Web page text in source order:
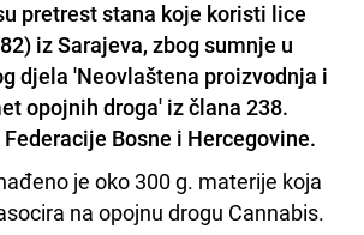
pretrest stana koje koristi lice
iz Sarajeva, zbog sumnje u
djela 'Neovlaštena proizvodnja i
opojnih droga' iz člana 238.
Bosne i Hercegovine.
je oko 300 g. materije koja
na opojnu drogu Cannabis.